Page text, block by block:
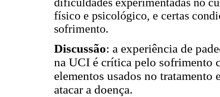
físico e psicológico, e certas
sofrimento.
Discussão: a experiência de
na UCI é crítica pelo sofrimento
elementos usados no tratamento
atacar a doença.